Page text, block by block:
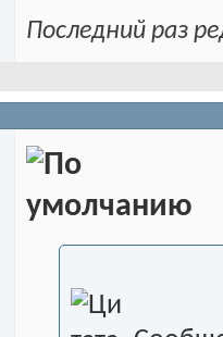
Последний раз